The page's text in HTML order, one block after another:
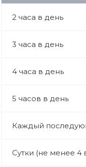
2 часа в день
3 часа в день
4 часа в день
5 часов в день
Каждый
Сутки (не менее 4